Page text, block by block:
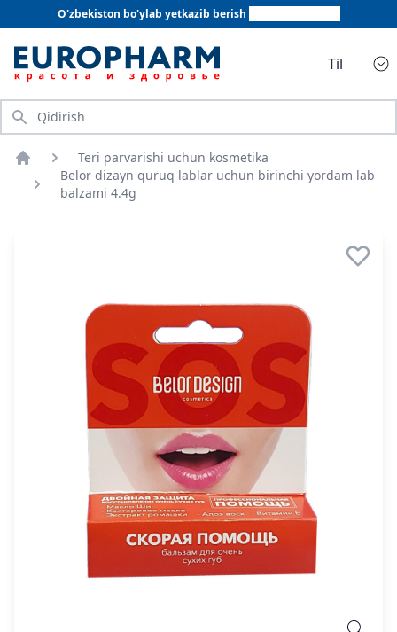
O'zbekiston bo'ylab yetkazib berish
Til
Qidirish
Bosh sahifa
Teri parvarishi uchun kosmetika
Belor dizayn quruq lablar uchun birinchi yordam lab
balzami 4.4g